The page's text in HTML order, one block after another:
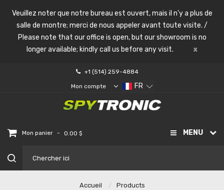
Veuillez noter que notre bureau est ouvert, mais il n'y a plus de
salle de montre; merci de nous appeler avant toute visite. /
Please note that our office is open, but our showroom is no
longer available; kindly call us before any visit.
x
+1 (514) 259-4884
Mon compte FR
MENU
Mon panier - 0.00 $
Accueil
Products